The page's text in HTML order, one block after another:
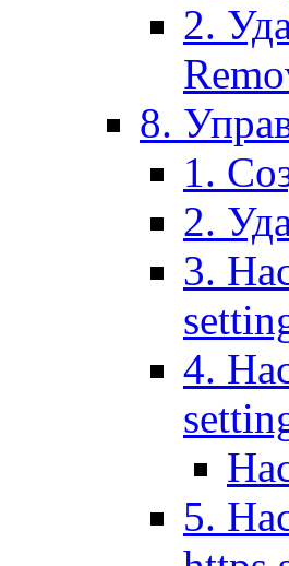
2.
8.
1.
2.
3.
4.
5.